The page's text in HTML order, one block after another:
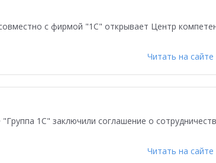
Управление запасами Истории
Бухгалтерский и налоговый учет Оплата
с фирмой "1С" открывает Центр
Читать на сайте
1С" заключили соглашение о
Читать на сайте